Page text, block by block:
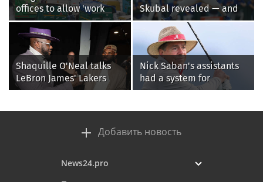
offices to allow 'work
from home' as heavy rain
floods roads again
Skubal revealed — and
it’s better than the
Dodgers
Shaquille O'Neal talks
LeBron James' Lakers
legacy, why his new 76ers
'dangerous'
Nick Saban's assistants
had a system for
sneaking onto golf
knowing, until it
backfired
Добавить новость
News24.pro